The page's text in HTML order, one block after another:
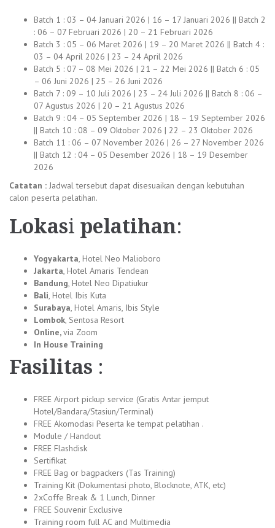
Batch 1 : 03 – 04 Januari 2026 | 16 – 17 Januari 2026 || Batch 2
: 06 – 07 Februari 2026 | 20 – 21 Februari 2026
Batch 3 : 05 – 06 Maret 2026 | 19 – 20 Maret 2026 || Batch 4 :
03 – 04 April 2026 | 23 – 24 April 2026
Batch 5 : 07 – 08 Mei 2026 | 21 – 22 Mei 2026 || Batch 6 : 05
– 06 Juni 2026 | 25 – 26 Juni 2026
Batch 7 : 09 – 10 Juli 2026 | 23 – 24 Juli 2026 || Batch 8 : 06 –
07 Agustus 2026 | 20 – 21 Agustus 2026
Batch 9 : 04 – 05 September 2026 | 18 – 19 September 2026
|| Batch 10 : 08 – 09 Oktober 2026 | 22 – 23 Oktober 2026
Batch 11 : 06 – 07 November 2026 | 26 – 27 November 2026
|| Batch 12 : 04 – 05 Desember 2026 | 18 – 19 Desember
2026
Catatan : Jadwal tersebut dapat disesuaikan dengan kebutuhan
calon peserta pelatihan.
Lokasi pelatihan:
Yogyakarta, Hotel Neo Malioboro
Jakarta, Hotel Amaris Tendean
Bandung, Hotel Neo Dipatiukur
Bali, Hotel Ibis Kuta
Surabaya, Hotel Amaris, Ibis Style
Lombok, Sentosa Resort
Online,via Zoom
In House Training
Fasilitas :
FREE Airport pickup service (Gratis Antar jemput
Hotel/Bandara/Stasiun/Terminal)
FREE Akomodasi Peserta ke tempat pelatihan .
Module / Handout
FREE Flashdisk
Sertifikat
FREE Bag or bagpackers (Tas Training)
Training Kit (Dokumentasi photo, Blocknote, ATK, etc)
2xCoffe Break & 1 Lunch, Dinner
FREE Souvenir Exclusive
Training room full AC and Multimedia